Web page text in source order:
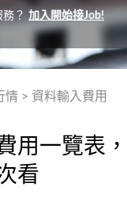
務？加入開始接Job!
情 > 資料輸入費用
用一覽表
看